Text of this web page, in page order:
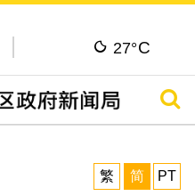
27°C
搜寻
繁
简 PT